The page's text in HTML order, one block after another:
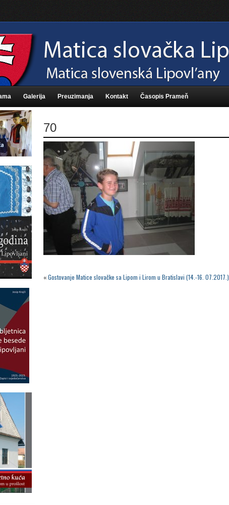
Galerija Preuzimanja Kontakt Časopis Prameň
70
«Gostovanje Matice slovačke sa Lipom i Lirom u Bratislavi (14.-16. 07.2017.)